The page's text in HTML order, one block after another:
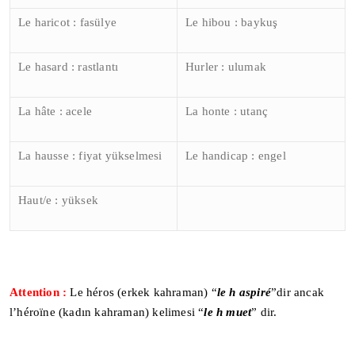
Le haricot : fasülye Le hibou : baykuş
Le hasard : rastlantı Hurler : ulumak
La hâte : acele La honte : utanç
La hausse : fiyat yükselmesi Le handicap : engel
Haut/e : yüksek
Attention :Le héros (erkek kahraman) “le h aspiré”dir ancak
l’héroïne (kadın kahraman) kelimesi “le h muet” dir.